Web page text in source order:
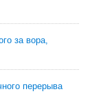
за вора,
перерыва